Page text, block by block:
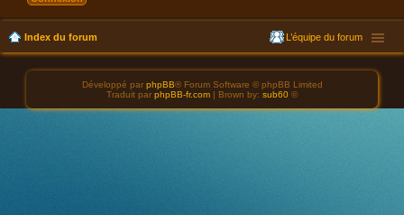
Index du forum L’équipe du forum
Développé par phpBB® Forum Software © phpBB Limited
Traduit par phpBB-fr.com | Brown by: sub60 ©